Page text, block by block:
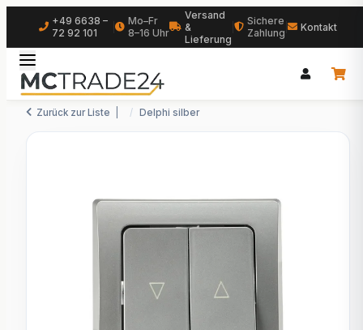
+49 6638 –
72 92 101
Mo–Fr
8–16 Uhr
Versand
&
Lieferung
Sichere
Zahlung
Kontakt
Zurück zur Liste Delphi silber